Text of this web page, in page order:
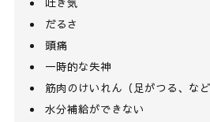
吐き気
だるさ
頭痛
一時的な失神
筋肉のけいれん（足がつる、など
水分補給ができない